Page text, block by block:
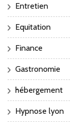
Entretien
Equitation
Finance
Gastronomie
hébergement
Hypnose lyon